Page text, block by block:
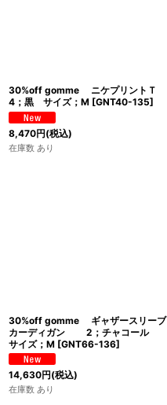
30%off gomme ニケプリントＴ
4；黒 サイズ；M [GNT40-135]
8,470円(税込)
在庫数 あり
30%off gomme ギャザースリーブ
カーディガン 2；チャコール
サイズ；M [GNT66-136]
14,630円(税込)
在庫数 あり